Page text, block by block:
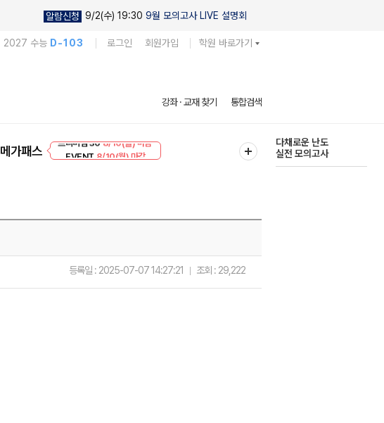
알람신청 9/2(수) 19:30 9월 모의고사 LIVE 설명회
2027 수능 D-103 로그인 회원가입 학원 바로가기
강좌 · 교재 찾기 통합검색
메가패스
EVENT
8/10(월) 마감
다채로운 난도
실전 모의고사
등록일 : 2025-07-07 14:27:21 조회 : 29,222